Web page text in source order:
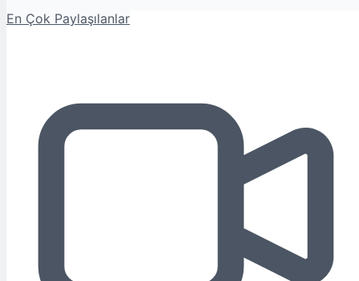
En Çok Paylaşılanlar